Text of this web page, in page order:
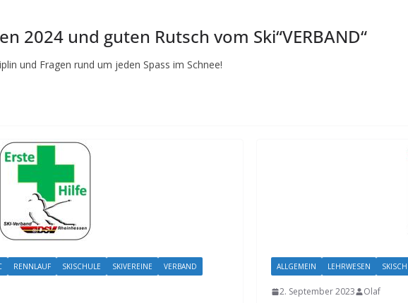
2024 und guten Rutsch vom Ski“VERBAND“
und Fragen rund um jeden Spass im Schnee!
RENNLAUF SKISCHULE SKIVEREINE
VERBAND
ALLGEMEIN LEHRWESEN
2. September 2023 Olaf